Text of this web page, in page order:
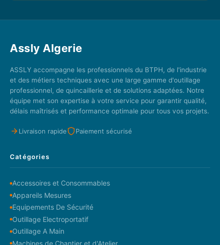
Assly Algerie
ASSLY accompagne les professionnels du BTPH, de l'industrie
et des métiers techniques avec une large gamme d'outillage
professionnel, de quincaillerie et de solutions adaptées. Notre
équipe met son expertise à votre service pour garantir qualité,
délais maîtrisés et performance optimale pour tous vos projets.
Livraison rapide Paiement sécurisé
Catégories
Accessoires et Consommables
Appareils Mesures
Equipements De Sécurité
Outillage Electroportatif
Outillage A Main
Machines de Chantier et d'Atelier